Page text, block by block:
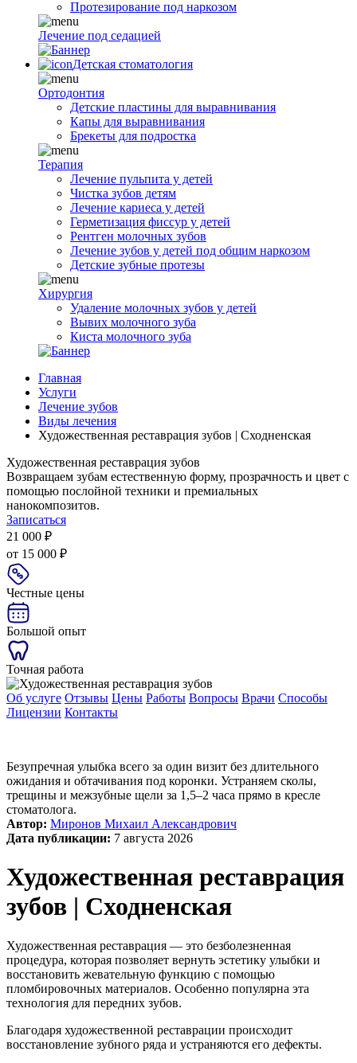
Протезирование под наркозом
Лечение под седацией
Детская стоматология
Ортодонтия
Детские пластины для выравнивания
Капы для выравнивания
Брекеты для подростка
Терапия
Лечение пульпита у детей
Чистка зубов детям
Лечение кариеса у детей
Герметизация фиссур у детей
Рентген молочных зубов
Лечение зубов у детей под общим наркозом
Детские зубные протезы
Хирургия
Удаление молочных зубов у детей
Вывих молочного зуба
Киста молочного зуба
Главная
Услуги
Лечение зубов
Виды лечения
Художественная реставрация зубов | Сходненская
Художественная реставрация зубов
Возвращаем зубам естественную форму, прозрачность и цвет с
помощью послойной техники и премиальных
нанокомпозитов.
Записаться
21 000 ₽
от 15 000 ₽
Честные цены
Большой опыт
Точная работа
Об услуге Отзывы Цены Работы Вопросы Врачи Способы
Лицензии Контакты
Безупречная улыбка всего за один визит без длительного
ожидания и обтачивания под коронки. Устраняем сколы,
трещины и межзубные щели за 1,5–2 часа прямо в кресле
стоматолога.
Автор: Миронов Михаил Александрович
Дата публикации: 7 августа 2026
Художественная реставрация
зубов | Сходненская
Художественная реставрация — это безболезненная
процедура, которая позволяет вернуть эстетику улыбки и
восстановить жевательную функцию с помощью
пломбировочных материалов. Особенно популярна эта
технология для передних зубов.
Благодаря художественной реставрации происходит
восстановление зубного ряда и устраняются его дефекты.